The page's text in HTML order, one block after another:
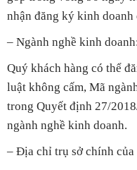
nhận đăng ký kinh doanh
– Ngành nghề kinh
Quý khách hàng có thể
luật không cấm, Mã
trong Quyết định 27/
ngành nghề kinh doanh.
– Địa chỉ trụ sở chính của